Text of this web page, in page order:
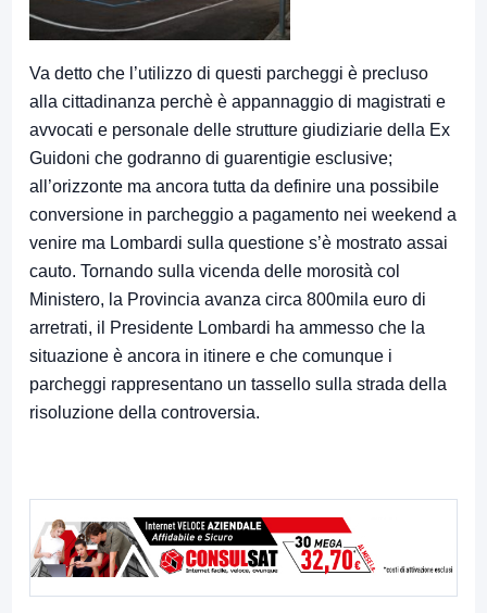
Va detto che l’utilizzo di questi parcheggi è precluso
alla cittadinanza perchè è appannaggio di magistrati e
avvocati e personale delle strutture giudiziarie della Ex
Guidoni che godranno di guarentigie esclusive;
all’orizzonte ma ancora tutta da definire una possibile
conversione in parcheggio a pagamento nei weekend a
venire ma Lombardi sulla questione s’è mostrato assai
cauto. Tornando sulla vicenda delle morosità col
Ministero, la Provincia avanza circa 800mila euro di
arretrati, il Presidente Lombardi ha ammesso che la
situazione è ancora in itinere e che comunque i
parcheggi rappresentano un tassello sulla strada della
risoluzione della controversia.